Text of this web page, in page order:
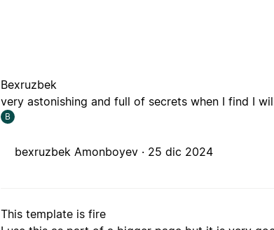
Bexruzbek
very astonishing and full of secrets when I find I
B
bexruzbek Amonboyev · 25 dic 2024
This template is fire